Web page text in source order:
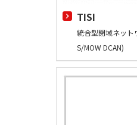
TISI
統合型閉域ネット
S/MOW DCAN)